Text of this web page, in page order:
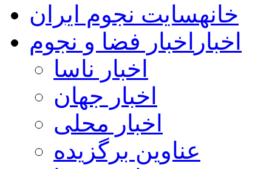
خانهسایت نجوم ایران
اخبار اخبار فضا و نجوم
اخبار ناسا
اخبار جهان
اخبار محلی
عناوین برگزیده